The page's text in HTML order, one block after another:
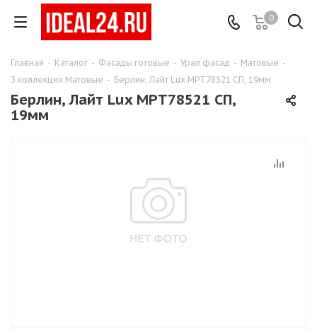
0
Главная - Каталог - Фасады готовые - Урал фасад - Матовые -
3 коллекция Матовые - Берлин, Лайт Lux МРТ78521 СП, 19мм
Берлин, Лайт Lux МРТ78521 СП,
19мм